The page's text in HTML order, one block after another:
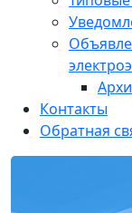
Контакты
Обратная